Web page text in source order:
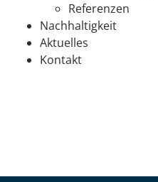
Referenzen
Nachhaltigkeit
Aktuelles
Kontakt